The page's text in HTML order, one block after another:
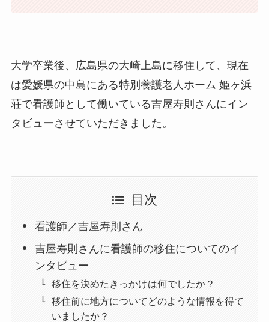
大学卒業後、広島県の大崎上島に移住して、現在
は愛媛県の中島にある特別養護老人ホーム 姫ヶ浜
荘で看護師として働いている吉屋寿則さんにイン
タビューさせていただきました。
目次
看護師／吉屋寿則さん
吉屋寿則さんに看護師の移住についてのイ
ンタビュー
移住を決めたきっかけは何でしたか？
移住前に地方についてどのような情報を得て
いましたか？